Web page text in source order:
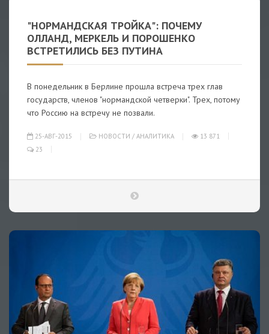
"НОРМАНДСКАЯ ТРОЙКА": ПОЧЕМУ
ОЛЛАНД, МЕРКЕЛЬ И ПОРОШЕНКО
ВСТРЕТИЛИСЬ БЕЗ ПУТИНА
В понедельник в Берлине прошла встреча трех глав
государств, членов "нормандской четверки". Трех, потому
что Россию на встречу не позвали.
25-АВГ-2015 НОВОСТИ / АНАЛИТИКА
13 871
23